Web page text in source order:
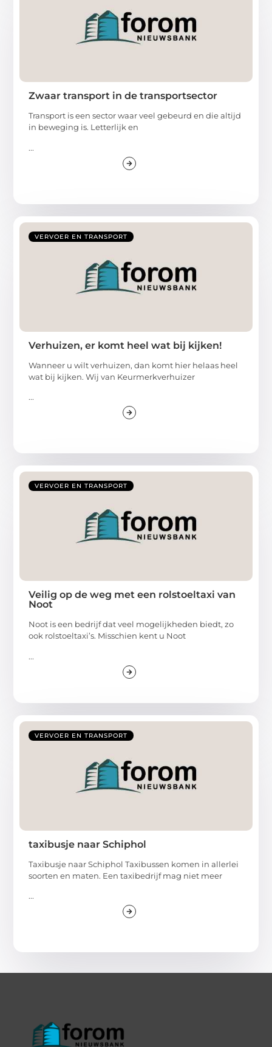
Zwaar transport in de transportsector
Transport is een sector waar veel gebeurd en die altijd
in beweging is. Letterlijk en
...
VERVOER EN TRANSPORT
Verhuizen, er komt heel wat bij kijken!
Wanneer u wilt verhuizen, dan komt hier helaas heel
wat bij kijken. Wij van Keurmerkverhuizer
...
VERVOER EN TRANSPORT
Veilig op de weg met een rolstoeltaxi van
Noot
Noot is een bedrijf dat veel mogelijkheden biedt, zo
ook rolstoeltaxi’s. Misschien kent u Noot
...
VERVOER EN TRANSPORT
taxibusje naar Schiphol
Taxibusje naar Schiphol Taxibussen komen in allerlei
soorten en maten. Een taxibedrijf mag niet meer
...